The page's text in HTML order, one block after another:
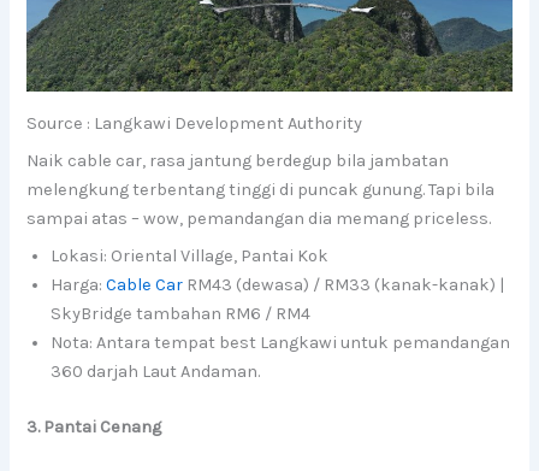
Source : Langkawi Development Authority
Naik cable car, rasa jantung berdegup bila jambatan
melengkung terbentang tinggi di puncak gunung. Tapi bila
sampai atas – wow, pemandangan dia memang priceless.
Lokasi: Oriental Village, Pantai Kok
Harga:Cable Car RM43 (dewasa) / RM33 (kanak-kanak) |
SkyBridge tambahan RM6 / RM4
Nota: Antara tempat best Langkawi untuk pemandangan
360 darjah Laut Andaman.
3. Pantai Cenang